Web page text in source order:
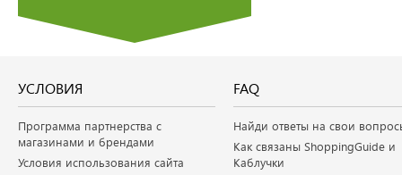
УСЛОВИЯ
Программа партнерства с
магазинами и брендами
Условия использования сайта
FAQ
Найди ответы на свои
Как связаны ShoppingGuide и
Каблучки